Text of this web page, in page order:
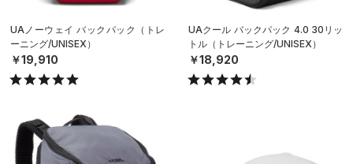
UAノーウェイ バックパック（トレ
ーニング/UNISEX）
￥19,910
UAクール バックパック 4.0 30リッ
トル（トレーニング/UNISEX）
￥18,920